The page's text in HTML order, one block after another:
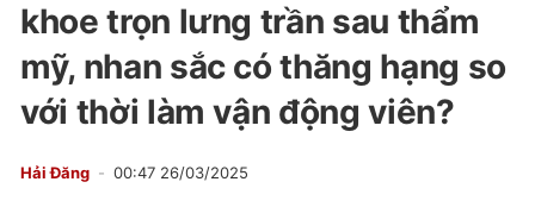
khoe trọn lưng trần sau thẩm
mỹ, nhan sắc có thăng hạng so
với thời làm vận động viên?
Hải Đăng 00:47 26/03/2025